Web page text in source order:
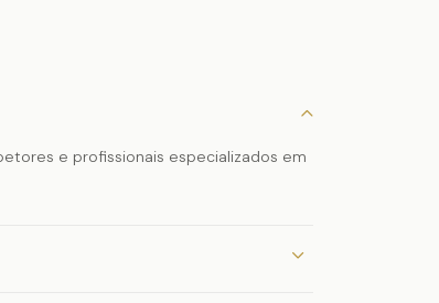
e profissionais especializados em